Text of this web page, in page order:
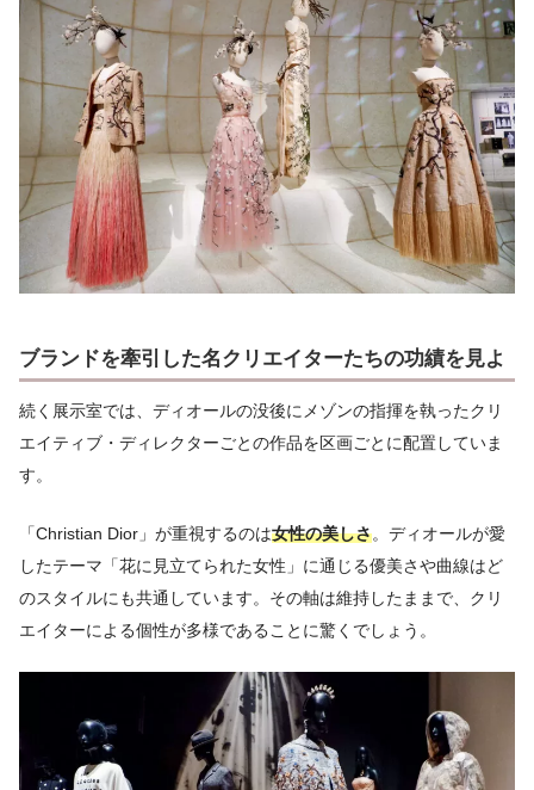
ブランドを牽引した名クリエイターたちの功績を見よ
続く展示室では、ディオールの没後にメゾンの指揮を執ったクリ
エイティブ・ディレクターごとの作品を区画ごとに配置していま
す。
「Christian Dior」が重視するのは女性の美しさ。ディオールが愛
したテーマ「花に見立てられた女性」に通じる優美さや曲線はど
のスタイルにも共通しています。その軸は維持したままで、クリ
エイターによる個性が多様であることに驚くでしょう。